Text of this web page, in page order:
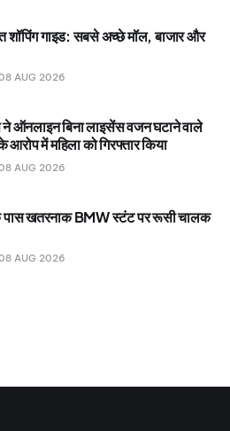
गाइड: सबसे अच्छे मॉल, बाजार और
AUG 2026
ऑनलाइन बिना लाइसेंस वजन घटाने वाले
आरोप में महिला को गिरफ्तार किया
AUG 2026
पास खतरनाक BMW स्टंट पर रूसी चालक
AUG 2026